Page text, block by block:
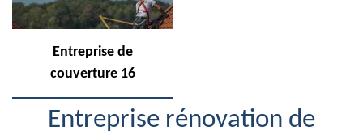
Entreprise de
couverture 16
Entreprise rénovation de